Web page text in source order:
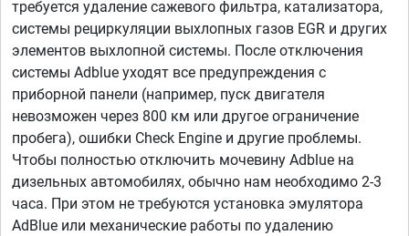
требуется удаление сажевого фильтра, катализатора,
системы рециркуляции выхлопных газов EGR и других
элементов выхлопной системы. После отключения
системы Adblue уходят все предупреждения с
приборной панели (например, пуск двигателя
невозможен через 800 км или другое ограничение
пробега), ошибки Check Engine и другие проблемы.
Чтобы полностью отключить мочевину Adblue на
дизельных автомобилях, обычно нам необходимо 2-3
часа. При этом не требуются установка эмулятора
AdBlue или механические работы по удалению